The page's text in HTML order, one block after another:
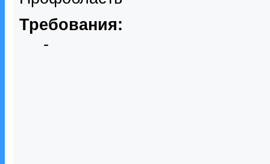
Требования:
-